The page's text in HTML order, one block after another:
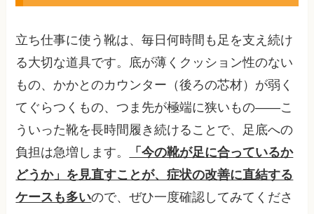
立ち仕事に使う靴は、毎日何時間も足を支え続け
る大切な道具です。底が薄くクッション性のない
もの、かかとのカウンター（後ろの芯材）が弱く
てぐらつくもの、つま先が極端に狭いもの――こ
ういった靴を長時間履き続けることで、足底への
負担は急増します。
「今の靴が足に合っているか
どうか」を見直すことが、症状の改善に直結する
ケースも多いので、ぜひ一度確認してみてくださ